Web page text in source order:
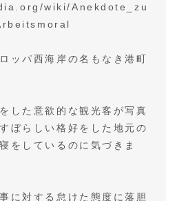
wiki/Anekdote_zu
ッパ西海岸の名もなき港町
した意欲的な観光客が写真
ぼらしい格好をした地元の
をしているのに気づきま
に対する怠けた態度に落胆